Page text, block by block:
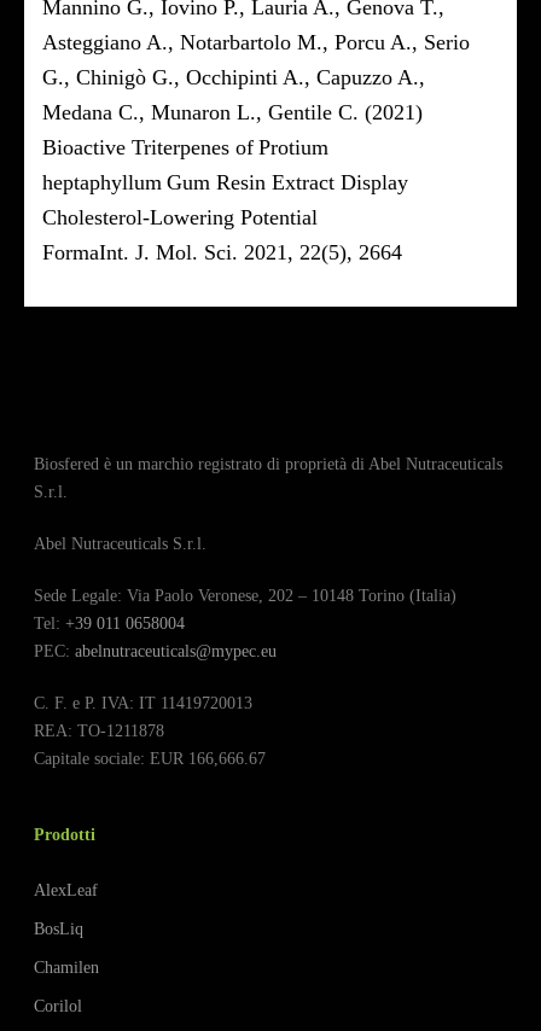
Mannino G., Iovino P., Lauria A., Genova T.,
Asteggiano A., Notarbartolo M., Porcu A., Serio
G., Chinigò G., Occhipinti A., Capuzzo A.,
Medana C., Munaron L., Gentile C. (2021)
Bioactive Triterpenes of Protium
heptaphyllum Gum Resin Extract Display
Cholesterol-Lowering Potential
FormaInt. J. Mol. Sci. 2021, 22(5), 2664
Biosfered è un marchio registrato di proprietà di Abel Nutraceuticals
S.r.l.
Abel Nutraceuticals S.r.l.
Sede Legale: Via Paolo Veronese, 202 – 10148 Torino (Italia)
Tel:+39 011 0658004
PEC:abelnutraceuticals@mypec.eu
C. F. e P. IVA: IT 11419720013
REA: TO-1211878
Capitale sociale: EUR 166,666.67
Prodotti
AlexLeaf
BosLiq
Chamilen
Corilol